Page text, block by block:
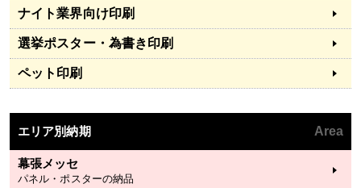
ナイト業界向け印刷
選挙ポスター・為書き印刷
ペット印刷
エリア別納期 Area
幕張メッセ
パネル・ポスターの納品